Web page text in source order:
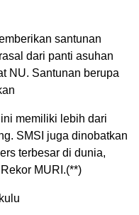
santunan
dari panti asuhan
NU. Santunan berupa
memiliki lebih dari
SMSI juga dinobatkan
terbesar di dunia,
MURI.(**)